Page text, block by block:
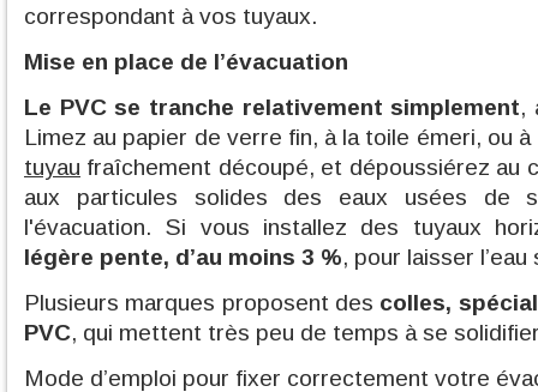
correspondant à vos tuyaux.
Mise en place de l’évacuation
Le PVC se tranche relativement simplement,
Limez au papier de verre fin, à la toile émeri, ou à
tuyau fraîchement découpé, et dépoussiérez au
aux particules solides des eaux usées de
l'évacuation. Si vous installez des tuyaux
légère pente, d’au moins 3 %, pour laisser
Plusieurs marques proposent des colles,
PVC, qui mettent très peu de temps à se
Mode d’emploi pour fixer correctement votre